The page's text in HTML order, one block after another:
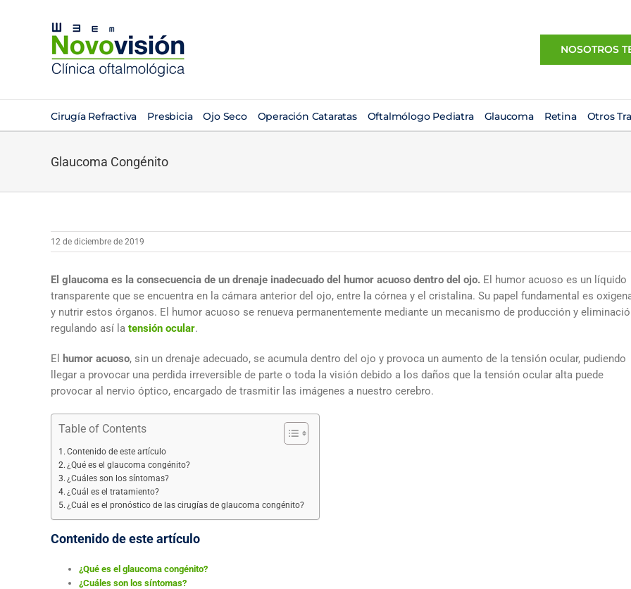
NOSOTROS
Cirugía Refractiva Presbicia Ojo Seco Operación Cataratas Oftalmólogo Pediatra Glaucoma Retina Otros
Glaucoma Congénito
12 de diciembre de 2019
El glaucoma es la consecuencia de un drenaje inadecuado del humor acuoso dentro del ojo. El humor acuoso es un líquido
transparente que se encuentra en la cámara anterior del ojo, entre la córnea y el cristalina. Su papel fundamental es
y nutrir estos órganos. El humor acuoso se renueva permanentemente mediante un mecanismo de producción y
regulando así la tensión ocular.
El humor acuoso, sin un drenaje adecuado, se acumula dentro del ojo y provoca un aumento de la tensión ocular, pudiendo
llegar a provocar una perdida irreversible de parte o toda la visión debido a los daños que la tensión ocular alta puede
provocar al nervio óptico, encargado de trasmitir las imágenes a nuestro cerebro.
Table of Contents
Contenido de este artículo
¿Qué es el glaucoma congénito?
¿Cuáles son los síntomas?
¿Cuál es el tratamiento?
¿Cuál es el pronóstico de las cirugías de glaucoma congénito?
Contenido de este artículo
¿Qué es el glaucoma congénito?
¿Cuáles son los síntomas?